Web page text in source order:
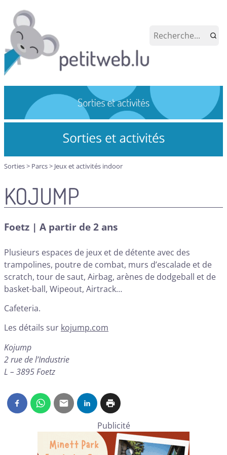
Sorties> Parcs> Jeux et activités indoor
KOJUMP
Foetz | A partir de 2 ans
Plusieurs espaces de jeux et de détente avec des
trampolines, poutre de combat, murs d’escalade et de
scratch, tour de saut, Airbag, arènes de dodgeball et de
basket-ball, Wipeout, Airtrack…
Cafeteria.
Les détails sur kojump.com
Kojump
2 rue de l’Industrie
L – 3895 Foetz
Publicité